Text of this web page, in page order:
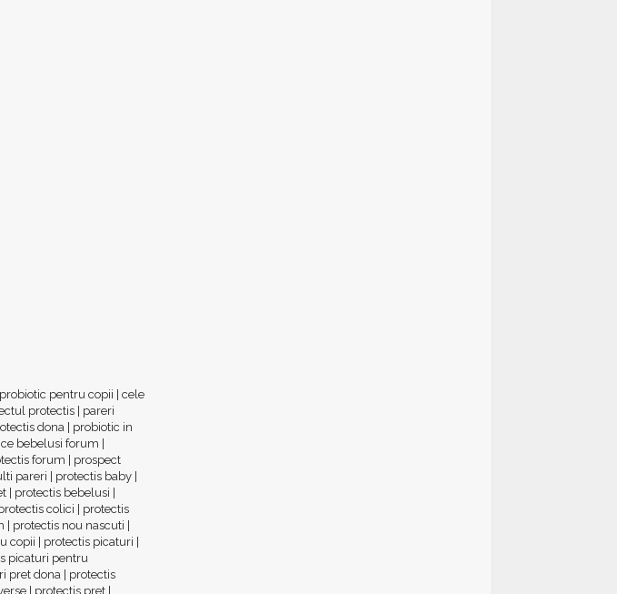
pentru copii
cele
protectis
pareri
dona
probiotic in
bebelusi forum
forum
prospect
pareri protectis baby
protectis bebelusi
colici
protectis
protectis nou nascuti
copii protectis picaturi
picaturi pentru
pret dona
protectis
protectis pret